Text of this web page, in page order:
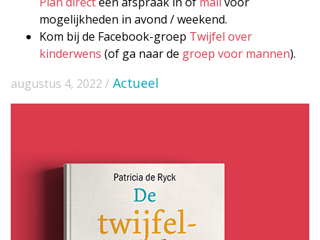
mogelijkheden in avond / weekend.
Kom bij de Facebook-groep Twijfel over
kinderwens (of ga naar de groep voor mannen).
augustus 4, 2022 / Actueel